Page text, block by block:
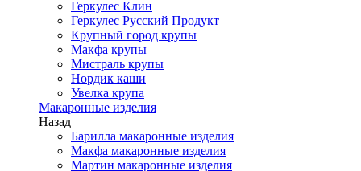
Геркулес Клин
Геркулес Русский Продукт
Крупный город крупы
Макфа крупы
Мистраль крупы
Нордик каши
Увелка крупа
Макаронные изделия
Назад
Барилла макаронные изделия
Макфа макаронные изделия
Мартин макаронные изделия